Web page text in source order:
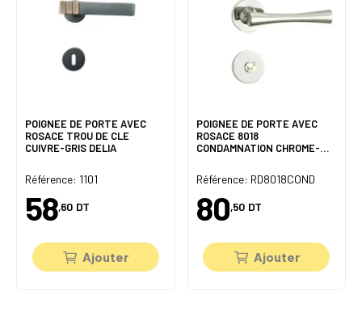
POIGNEE DE PORTE AVEC
ROSACE TROU DE CLE
CUIVRE-GRIS DELIA
Référence: 1101
58,60 DT
Ajouter
POIGNEE DE PORTE AVEC
ROSACE 8018
CONDAMNATION CHROME-
Référence: RD8018COND
80,50 DT
Ajouter